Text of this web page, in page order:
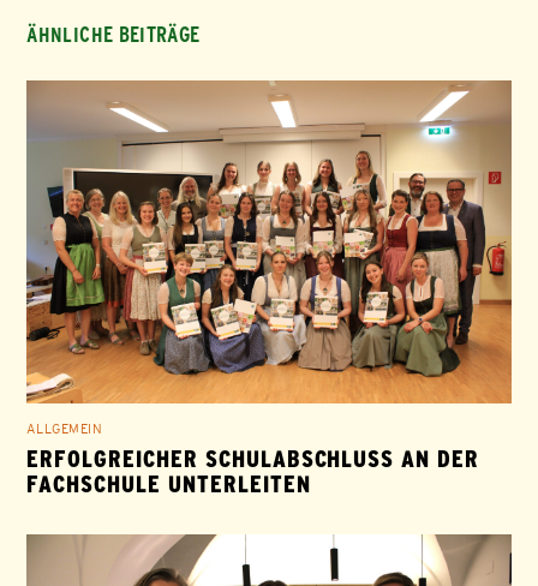
ÄHNLICHE BEITRÄGE
ALLGEMEIN
ERFOLGREICHER SCHULABSCHLUSS AN DER
FACHSCHULE UNTERLEITEN